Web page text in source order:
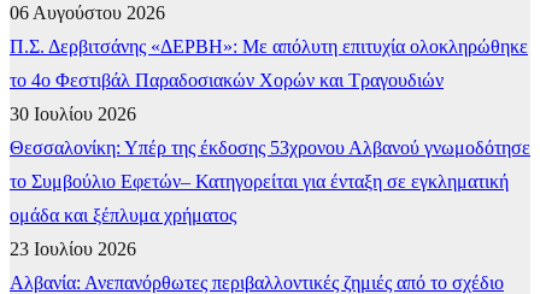
06 Αυγούστου 2026
Π.Σ. Δερβιτσάνης «ΔΕΡΒΗ»: Με απόλυτη επιτυχία ολοκληρώθηκε
το 4ο Φεστιβάλ Παραδοσιακών Χορών και Τραγουδιών
30 Ιουλίου 2026
Θεσσαλονίκη: Υπέρ της έκδοσης 53χρονου Αλβανού γνωμοδότησε
το Συμβούλιο Εφετών– Κατηγορείται για ένταξη σε εγκληματική
ομάδα και ξέπλυμα χρήματος
23 Ιουλίου 2026
Αλβανία: Ανεπανόρθωτες περιβαλλοντικές ζημιές από το σχέδιο